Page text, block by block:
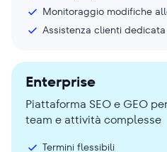
Monitoraggio modifiche
Assistenza clienti dedicata
Enterprise
Piattaforma SEO e GEO
team e attività complesse
Termini flessibili